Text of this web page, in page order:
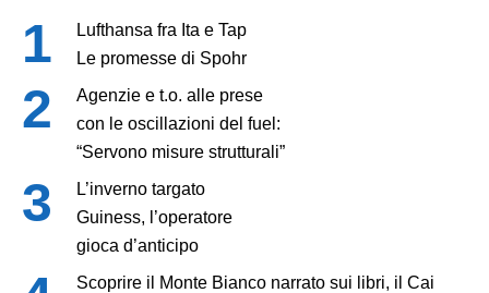
Lufthansa fra Ita e Tap
Le promesse di Spohr
Agenzie e t.o. alle prese
con le oscillazioni del fuel:
“Servono misure strutturali”
L’inverno targato
Guiness, l’operatore
gioca d’anticipo
Scoprire il Monte Bianco narrato sui libri, il Cai